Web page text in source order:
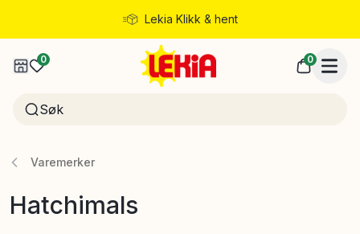
Lekia Klikk & hent
Rask levering
0 0
Varemerker
Hatchimals